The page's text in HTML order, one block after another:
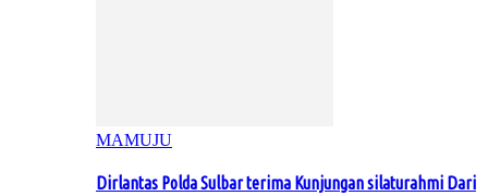
MAMUJU
Dirlantas Polda Sulbar terima Kunjungan silaturahmi Dari